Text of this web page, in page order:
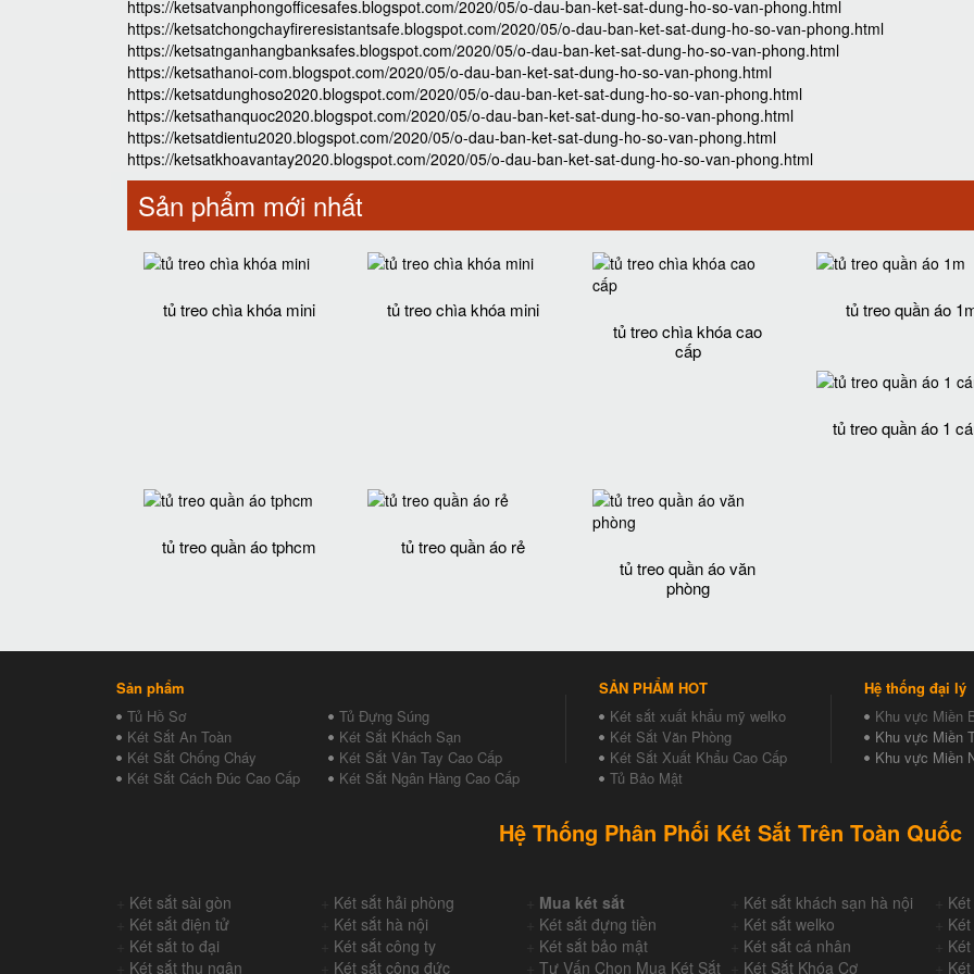
https://ketsatvanphongofficesafes.blogspot.com/2020/05/o-dau-ban-ket-sat-dung-ho-so-van-phong.html
https://ketsatchongchayfireresistantsafe.blogspot.com/2020/05/o-dau-ban-ket-sat-dung-ho-so-van-phong.html
https://ketsatnganhangbanksafes.blogspot.com/2020/05/o-dau-ban-ket-sat-dung-ho-so-van-phong.html
https://ketsathanoi-com.blogspot.com/2020/05/o-dau-ban-ket-sat-dung-ho-so-van-phong.html
https://ketsatdunghoso2020.blogspot.com/2020/05/o-dau-ban-ket-sat-dung-ho-so-van-phong.html
https://ketsathanquoc2020.blogspot.com/2020/05/o-dau-ban-ket-sat-dung-ho-so-van-phong.html
https://ketsatdientu2020.blogspot.com/2020/05/o-dau-ban-ket-sat-dung-ho-so-van-phong.html
https://ketsatkhoavantay2020.blogspot.com/2020/05/o-dau-ban-ket-sat-dung-ho-so-van-phong.html
Sản phẩm mới nhất
tủ treo chìa khóa mini
tủ treo chìa khóa mini
tủ treo chìa khóa cao
cấp
tủ treo quần áo
tủ treo quần áo 1
tủ treo quần áo tphcm
tủ treo quần áo rẻ
tủ treo quần áo văn
phòng
Sản phẩm
Tủ Hồ Sơ
Tủ Đựng Súng
Két Sắt An Toàn
Két Sắt Khách Sạn
Két Sắt Chống Cháy
Két Sắt Vân Tay Cao Cấp
Két Sắt Cách Đúc Cao Cấp
Két Sắt Ngân Hàng Cao Cấp
SẢN PHẨM HOT
Két sắt xuất khẩu mỹ welko
Két Sắt Văn Phòng
Két Sắt Xuất Khẩu Cao Cấp
Tủ Bảo Mật
Hệ thống đại lý
Khu vực Miền
Khu vực Miền
Khu vực Miền
Hệ Thống Phân Phối Két Sắt Trên Toàn Quốc
Két sắt sài gòn Két sắt hải phòng Mua két sắt Két sắt khách sạn hà nội
Két sắt điện tử Két sắt hà nội Két sắt đựng tiền Két sắt welko
Két sắt to đại Két sắt công ty Két sắt bảo mật Két sắt cá nhân
Két sắt thu ngân Két sắt công đức Tư Vấn Chọn Mua Két Sắt Két Sắt Khóa Cơ